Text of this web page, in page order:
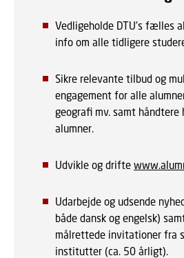
Vedligeholde DTU’s fælles
info om alle tidligere
Sikre relevante tilbud og
engagement for alle
geografi mv. samt håndtere
alumner.
Udvikle og drifte
Udarbejde og udsende
både dansk og engelsk)
målrettede invitationer fra
institutter (ca. 50 årligt).